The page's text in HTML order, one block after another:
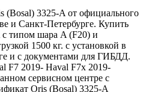
3325-A от официального
и Санкт-Петербурге. Купить
типом шара A (F20) и
1500 кг. с установкой в
и с документами для ГИБДД.
F7 2019- Haval F7x 2019-
сервисном центре с
Oris (Bosal) 3325-A